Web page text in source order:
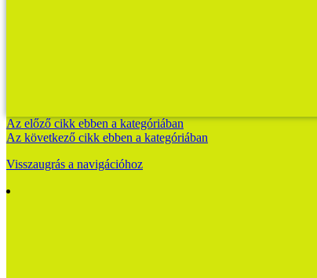
Az előző cikk ebben a kategóriában
Az következő cikk ebben a kategóriában
Visszaugrás a navigációhoz